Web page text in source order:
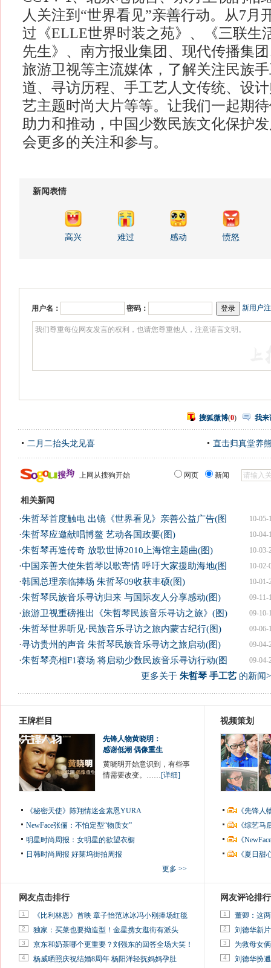
人关注到“世界看见”亲善行动。从7月
过《ELLE世界时装之苑》、《三联生
先生》、南方报业集团、现代传播集
旅游卫视等主流媒体，了解关注民族
道、寻访历程、手工艺人文传统、设
艺主题时尚大片等等。让我们一起期
助力和推动，中国少数民族文化保护
会更多的关注和参与。
新闻表情
高兴 难过 感动 愤怒
用户名： 密码： 新用户
搜狐微博(0) 我来
二月二抬头龙见喜 直击归真堂养
上网从搜狗开始 网页 新闻
相关新闻
10-05-
·朱哲琴首度触电 出镜《世界看见》亲善公益广告(图
10-04-
·朱哲琴应邀献唱博鳌 艺动各国政要(图)
10-03-
·朱哲琴再造传奇 放歌世博2010上海馆主题曲(图)
10-02-
·中国亲善大使朱哲琴以歌寄情 呼吁大家援助海地(图
10-01-
·韩国总理亲临捧场 朱哲琴09收获丰硕(图)
09-11-
·朱哲琴民族音乐寻访归来 与国际友人分享感动(图)
09-10-
·旅游卫视重磅推出《朱哲琴民族音乐寻访之旅》(图)
09-06-
·朱哲琴世界听见·民族音乐寻访之旅内蒙古纪行(图)
09-04-
·寻访贵州的声音 朱哲琴民族音乐寻访之旅启动(图)
09-04-
·朱哲琴亮相F1赛场 将启动少数民族音乐寻访行动(图
更多关于 朱哲琴 手工艺的新闻
王牌栏目
先锋人物黄晓明：
感谢低潮 偶像重生
黄晓明开始意识到，有些事
情需要改变。……[详细]
《秘密天使》陈翔情迷金素恩YURA
NewFace张俪：不怕定型“物质女”
明星时尚周报：女明星的欲望衣橱
日韩时尚周报 好莱坞街拍周报
更多 >>
视频策划
《先锋
《综艺
《
《夏日
网友点击排行
1 《比利林恩》首映 章子怡范冰冰冯小刚捧场红毯
2 独家：买菜也要拗造型！金星携女逛街有派头
3 京东和奶茶哪个更重要？刘强东的回答全场大笑！
4 杨威晒照庆祝结婚8周年 杨阳洋轻抚妈妈孕肚
网友评论排行
1 董卿：这
2 刘德华新
3 为救母女
4 刘德华扮